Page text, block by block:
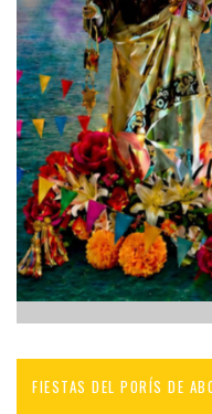
FIESTAS DEL PORÍS DE